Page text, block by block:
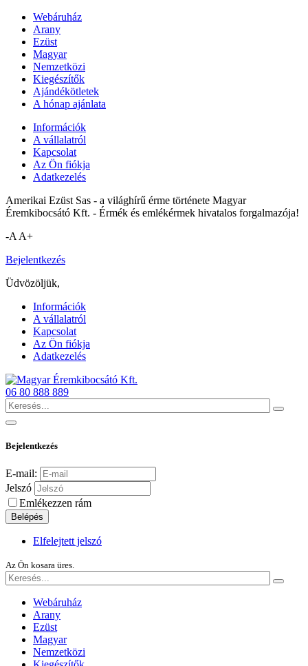
Webáruház
Arany
Ezüst
Magyar
Nemzetközi
Kiegészítők
Ajándékötletek
A hónap ajánlata
Információk
A vállalatról
Kapcsolat
Az Ön fiókja
Adatkezelés
Amerikai Ezüst Sas - a világhírű érme története Magyar
Éremkibocsátó Kft. - Érmék és emlékérmek hivatalos forgalmazója!
-A A+
Bejelentkezés
Üdvözöljük,
Információk
A vállalatról
Kapcsolat
Az Ön fiókja
Adatkezelés
06 80 888 889
Bejelentkezés
E-mail:
Jelszó
Emlékezzen rám
Belépés
Elfelejtett jelszó
Az Ön kosara üres.
Webáruház
Arany
Ezüst
Magyar
Nemzetközi